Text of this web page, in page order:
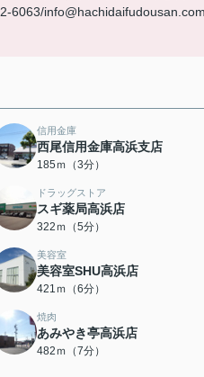
6063/info@hachidaifudousan.com
信用金庫
西尾信用金庫高浜支店
185ｍ（3分）
ドラッグストア
スギ薬局高浜店
322ｍ（5分）
美容室
美容室SHU高浜店
421ｍ（6分）
焼肉
あみやき亭高浜店
482ｍ（7分）